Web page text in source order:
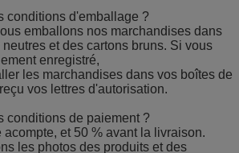
conditions d'emballage ?
emballons nos marchandises dans
et des cartons bruns. Si vous
enregistré,
les marchandises dans vos boîtes de
vos lettres d'autorisation.
conditions de paiement ?
acompte, et 50 % avant la livraison.
les photos des produits et des